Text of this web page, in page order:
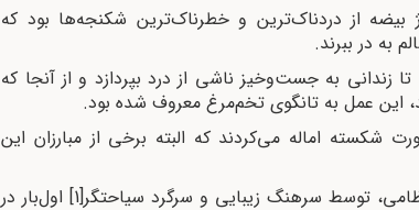
از دردناک‌ترین و خطرناک‌ترین شکنجه‌ها بود که
به در ببرند.
زندانی به جست‌وخیز ناشی از درد بپردازد و از آنجا که
این عمل به تانگوی تخم‌مرغ معروف شده بود.
شکسته اماله می‌کردند که البته برخی از مبارزان این
نظامی، توسط سرهنگ زیبایی و سرگرد سیاحتگر[1] اول‌بار در